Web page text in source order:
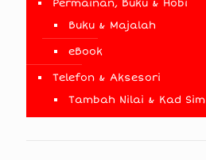
Permainan, Buku & Hobi
Buku & Majalah
eBook
Telefon & Aksesori
Tambah Nilai & Kad Sim